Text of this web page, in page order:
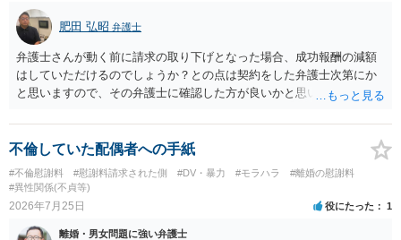
は120万円のみ和解交渉を続けるべきでしょうか。 ⇒ご相談者様の認
識を前提にすれば、１００万円も含めて返済する必要はないと考えら
れるため、 120万円のみについて交渉を続けることがベターかと存じ
ます。
肥田 弘昭 弁護士
弁護士さんが動く前に請求の取り下げとなった場合、成功報酬の減額
はしていただけるのでしょうか？との点は契約をした弁護士次第にか
と思いますので、その弁護士に確認した方が良いかと思います。ご参
不倫していた配偶者への手紙
#不倫慰謝料 #慰謝料請求された側 #DV・暴力 #モラハラ
#離婚の慰謝料
#異性関係(不貞等)
2026年7月25日 役にたった 1
離婚・男女問題に強い弁護士